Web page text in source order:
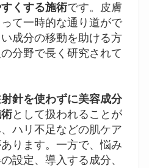
くする施術です。皮膚
て一時的な通り道がで
成分の移動を助ける方
分野で長く研究されて
針を使わずに美容成分
として扱われることが
ハリ不足などの肌ケア
ります。一方で、悩み
設定、導入する成分、